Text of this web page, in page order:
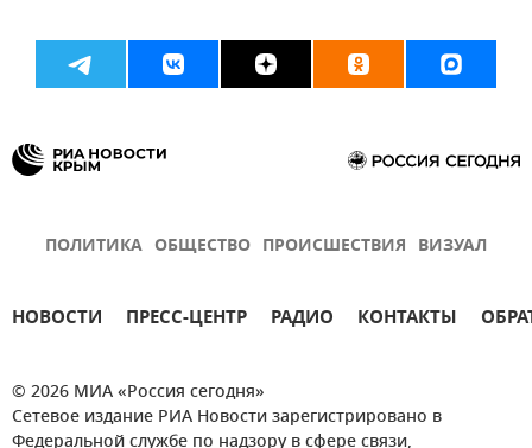
ПОЛИТИКА ОБЩЕСТВО ПРОИСШЕСТВИЯ ВИЗУАЛ
НОВОСТИ ПРЕСС-ЦЕНТР РАДИО КОНТАКТЫ
© 2026 МИА «Россия сегодня»
Сетевое издание РИА Новости зарегистрировано в
Федеральной службе по надзору в сфере связи,